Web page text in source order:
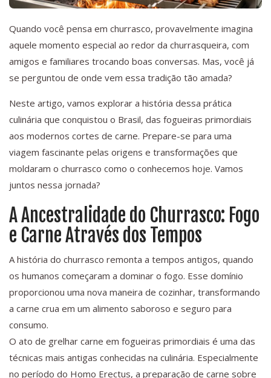
Quando você pensa em churrasco, provavelmente imagina
aquele momento especial ao redor da churrasqueira, com
amigos e familiares trocando boas conversas. Mas, você já
se perguntou de onde vem essa tradição tão amada?
Neste artigo, vamos explorar a história dessa prática
culinária que conquistou o Brasil, das fogueiras primordiais
aos modernos cortes de carne. Prepare-se para uma
viagem fascinante pelas origens e transformações que
moldaram o churrasco como o conhecemos hoje. Vamos
juntos nessa jornada?
A Ancestralidade do Churrasco: Fogo
e Carne Através dos Tempos
A história do churrasco remonta a tempos antigos, quando
os humanos começaram a dominar o fogo. Esse domínio
proporcionou uma nova maneira de cozinhar, transformando
a carne crua em um alimento saboroso e seguro para
consumo.
O ato de grelhar carne em fogueiras primordiais é uma das
técnicas mais antigas conhecidas na culinária. Especialmente
no período do Homo Erectus, a preparação de carne sobre